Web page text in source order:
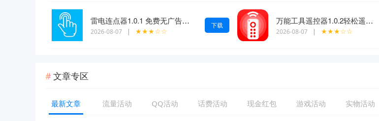
雷电连点器1.0.1 免费无广告自动游戏脚本 自动抢票
2026-08-07 | ★★★☆☆
下载 万能工具遥控器1.0.2轻松遥控智能家电
2026-08-07 | ★★★☆☆
文章专区
最新文章 流量活动 QQ活动 话费活动 现金红包 游戏活动 实物活动